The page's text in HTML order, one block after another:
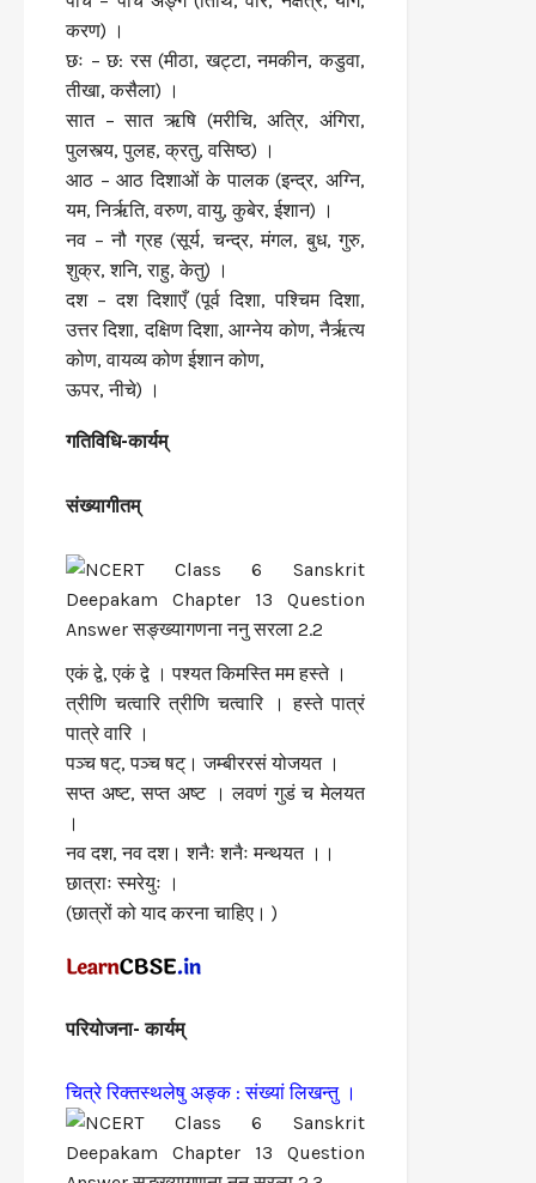
करण) ।
छः – छ: रस (मीठा, खट्टा, नमकीन, कडुवा,
तीखा, कसैला) ।
सात – सात ऋषि (मरीचि, अत्रि, अंगिरा,
पुलस्त्य, पुलह, क्रतु, वसिष्ठ) ।
आठ – आठ दिशाओं के पालक (इन्द्र, अग्नि,
यम, निर्ऋति, वरुण, वायु, कुबेर, ईशान) ।
नव – नौ ग्रह (सूर्य, चन्द्र, मंगल, बुध, गुरु,
शुक्र, शनि, राहु, केतु) ।
दश – दश दिशाएँ (पूर्व दिशा, पश्चिम दिशा,
उत्तर दिशा, दक्षिण दिशा, आग्नेय कोण, नैर्ऋत्य
कोण, वायव्य कोण ईशान कोण,
ऊपर, नीचे) ।
गतिविधि-कार्यम्
संख्यागीतम्
एकं द्वे, एकं द्वे । पश्यत किमस्ति मम हस्ते ।
त्रीणि चत्वारि त्रीणि चत्वारि । हस्ते पात्रं
पात्रे वारि ।
पञ्च षट्, पञ्च षट्। जम्बीररसं योजयत ।
सप्त अष्ट, सप्त अष्ट । लवणं गुडं च मेलयत
।
नव दश, नव दश। शनैः शनैः मन्थयत ।।
छात्राः स्मरेयुः ।
(छात्रों को याद करना चाहिए। )
परियोजना- कार्यम्
चित्रे रिक्तस्थलेषु अङ्क : संख्यां लिखन्तु ।